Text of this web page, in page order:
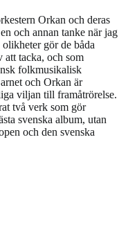
Orkan och deras
och annan tanke när jag
gör de båda
att tacka, och som
folkmusikalisk
och Orkan är
viljan till framåtrörelse.
två verk som gör
svenska album, utan
och den svenska